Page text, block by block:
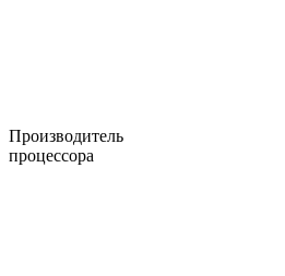
Производитель
процессора